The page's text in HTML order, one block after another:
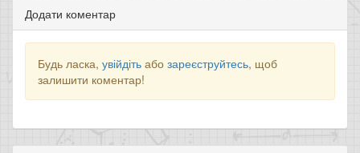
Додати коментар
Будь ласка, увійдіть або зареєструйтесь, щоб
залишити коментар!